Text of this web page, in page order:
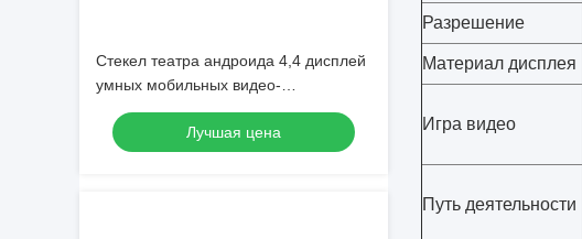
Стекел театра андроида 4,4 дисплей
умных мобильных видео-
виртуальный с Wifi/Bluetooth
Лучшая цена
Разрешение
Материал дисплея
Игра видео
Путь деятельности